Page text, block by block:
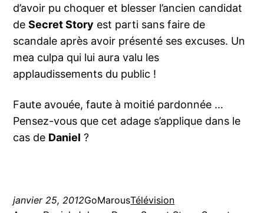
d’avoir pu choquer et blesser l’ancien candidat
deSecret Story est parti sans faire de
scandale après avoir présenté ses excuses. Un
mea culpa qui lui aura valu les
applaudissements du public !
Faute avouée, faute à moitié pardonnée …
Pensez-vous que cet adage s’applique dans le
cas de Daniel ?
janvier 25, 2012GoMarousTélévision